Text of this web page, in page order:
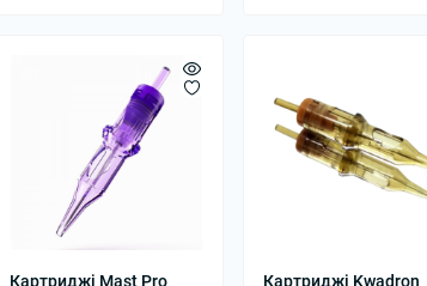
Картриджі Mast Pro
Картриджі Kwadron